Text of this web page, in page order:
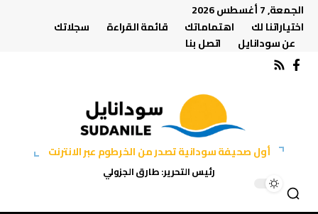
الجمعة, 7 أغسطس 2026
اختياراتنا لك
اهتماماتك قائمة القراءة
سجلاتك
عن سودانايل
اتصل بنا
أول صحيفة سودانية تصدر من الخرطوم عبر الانترنت
رئيس التحرير: طارق الجزولي